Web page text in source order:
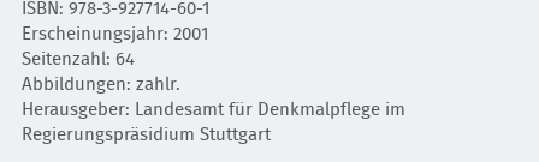
ISBN: 978-3-927714-60-1
Erscheinungsjahr: 2001
Seitenzahl: 64
Abbildungen: zahlr.
Herausgeber: Landesamt für Denkmalpflege im
Regierungspräsidium Stuttgart